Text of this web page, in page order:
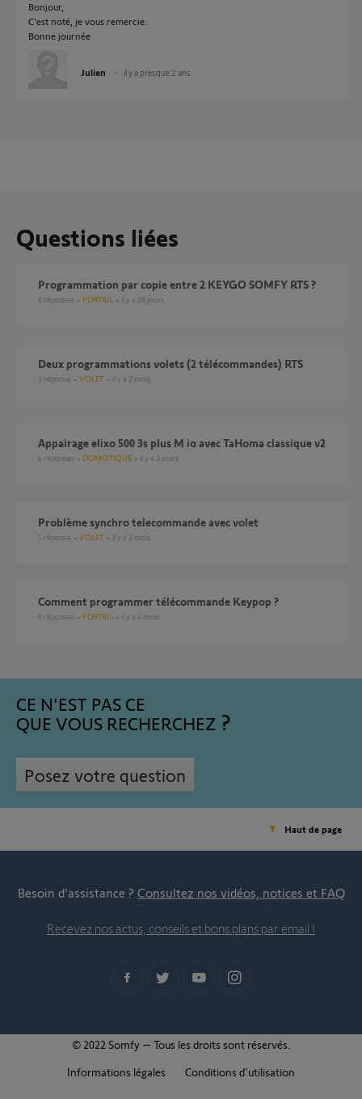
Bonjour,
C'est noté, je vous remercie.
Bonne journée
Julien il y a presque 2 ans
Questions liées
Programmation par copie entre 2 KEYGO SOMFY RTS ?
6 réponses PORTAIL il y a 28 jours
Deux programmations volets (2 télécommandes) RTS
1 réponse VOLET il y a 2 mois
Appairage elixo 500 3s plus M io avec TaHoma classique v2
4 réponses DOMOTIQUE il y a 3 jours
Problème synchro telecommande avec volet
1 réponse VOLET il y a 2 mois
Comment programmer télécommande Keypop ?
6 réponses PORTAIL il y a 4 mois
CE N'EST PAS CE
QUE VOUS RECHERCHEZ
Posez votre question
Haut de page
Besoin d’assistance ? Consultez nos vidéos, notices et FAQ
Recevez nos actus, conseils et bons plans par email !
© 2022 Somfy – Tous les droits sont réservés.
Informations légales
Conditions d'utilisation